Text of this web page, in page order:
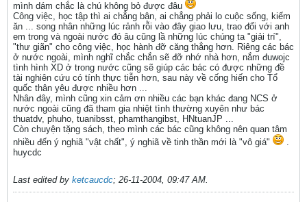
mình dám chắc là chú không bỏ được đâu
Công việc, học tập thì ai chẳng bận, ai chẳng phải lo cuộc sống, kiếm
ăn ... song nhân những lúc rảnh rỗi vào đây giao lưu, trao đổi với anh
em trong và ngoài nước đó âu cũng lầ những lúc chúng ta "giải trí",
"thư giãn" cho công việc, học hành đỡ căng thẳng hơn. Riêng các bác
ở nước ngoài, mình nghĩ chắc chắn sẽ đỡ nhớ nhà hơn, nắm đuwojc
tình hình XD ở trong nước cũng sẽ giúp các bác có được những đề
tài nghiên cứu có tính thực tiễn hơn, sau này về cống hiến cho Tổ
quốc thân yêu được nhiều hơn ...
Nhân đây, mình cũng xin cảm ơn nhiều các bạn khác đang NCS ở
nước ngoài cũng đã tham gia nhiệt tình thường xuyên như bác
thuatdv, phuho, tuanibsst, phamthangibst, HNtuanJP ...
Còn chuyện tặng sách, theo mình các bác cũng không nên quan tâm
nhiều đến ý nghiã "vật chất", ý nghiã về tinh thần mới là "vô giá"
.
huycdc
Last edited by ketcaucdc; 26-11-2004, 09:47 AM.